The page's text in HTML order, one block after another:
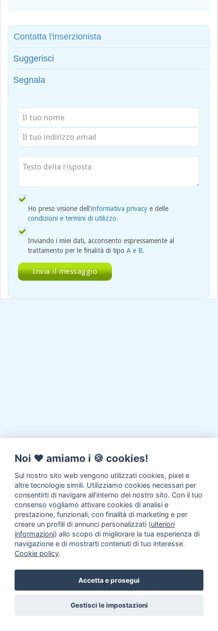
Contatta l'inserzionista
Suggerisci
Segnala
Ho preso visione dell'informativa privacy e delle
condizioni e termini di utilizzo.
Inviando i miei dati, acconsento espressamente al
trattamento per le finalità di tipo A e B.
Annunci animali in Adozione
Noi ♥️ amiamo i 🍪 cookies!
Sul nostro sito web vengono utilizzati cookies, pixel e
altre tecnologie simili. Utilizziamo cookies necessari per
consentirti di navigare all’interno del nostro sito. Con il tuo
consenso vogliamo attivare cookies di analisi e
prestazione, funzionali, con finalità di marketing e per
creare un profili di annunci personalizzati (ulteriori
informazioni) allo scopo di migliorare la tua esperienza di
navigazione e di mostrarti contenuti di tuo interesse.
Cookie policy.
Accetta e prosegui
Gestisci le impostazioni